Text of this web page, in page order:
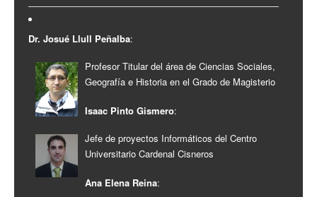
Dr. Josué Llull Peñalba:
Profesor Titular del área de Ciencias Sociales,
Geografía e Historia en el Grado de Magisterio
Isaac Pinto Gismero:
Jefe de proyectos Informáticos del Centro
Universitario Cardenal Cisneros
Ana Elena Reina: